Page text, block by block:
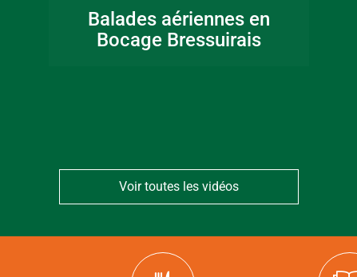
Balades aériennes en
Bocage Bressuirais
Voir toutes les vidéos
Fête de la musique
en Bocage